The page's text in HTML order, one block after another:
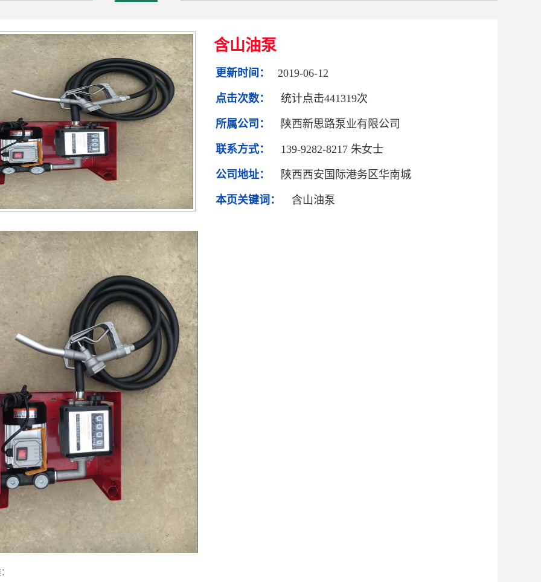
含山油泵
更新时间： 2019-06-12
点击次数： 统计点击441319次
所属公司： 陕西新思路泵业有限公司
联系方式： 139-9282-8217 朱女士
公司地址： 陕西西安国际港务区华南城
本页关键词： 含山油泵